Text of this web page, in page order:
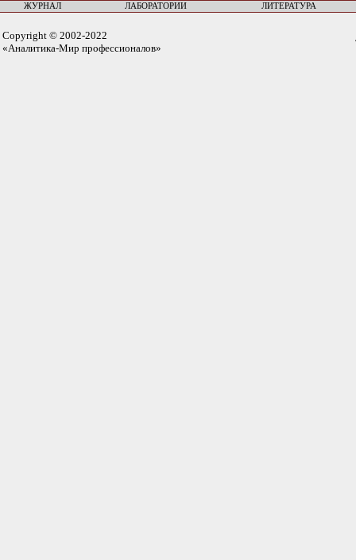
ЖУРНАЛ ЛАБОРАТОРИИ ЛИТЕРАТУРА
Copyright © 2002-2022
«Аналитика-Мир профессионалов»